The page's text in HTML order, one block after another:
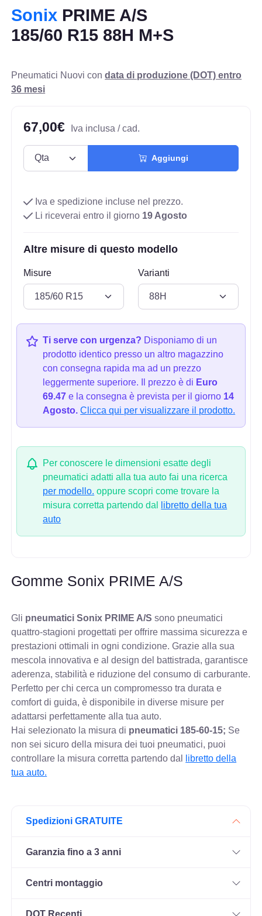
Sonix PRIME A/S
185/60 R15 88H M+S
Pneumatici Nuovi condata di produzione (DOT) entro
36 mesi
67,00€ Iva inclusa / cad.
Aggiungi
Iva e spedizione incluse nel prezzo.
Li riceverai entro il giorno 19 Agosto
Altre misure di questo modello
Misure Varianti
Ti serve con urgenza? Disponiamo di un
prodotto identico presso un altro magazzino
con consegna rapida ma ad un prezzo
leggermente superiore. Il prezzo è di Euro
69.47 e la consegna è prevista per il giorno 14
Agosto. Clicca qui per visualizzare il prodotto.
Per conoscere le dimensioni esatte degli
pneumatici adatti alla tua auto fai una ricerca
per modello. oppure scopri come trovare la
misura corretta partendo dal
libretto della tua
auto
Gomme Sonix PRIME A/S
Gli pneumatici Sonix PRIME A/S sono pneumatici
quattro-stagioni progettati per offrire massima sicurezza e
prestazioni ottimali in ogni condizione. Grazie alla sua
mescola innovativa e al design del battistrada, garantisce
aderenza, stabilità e riduzione del consumo di carburante.
Perfetto per chi cerca un compromesso tra durata e
comfort di guida, è disponibile in diverse misure per
adattarsi perfettamente alla tua auto.
Hai selezionato la misura di pneumatici 185-60-15; Se
non sei sicuro della misura dei tuoi pneumatici, puoi
controllare la misura corretta partendo dal
libretto della
tua auto.
Spedizioni GRATUITE
Garanzia fino a 3 anni
Centri montaggio
DOT Recenti